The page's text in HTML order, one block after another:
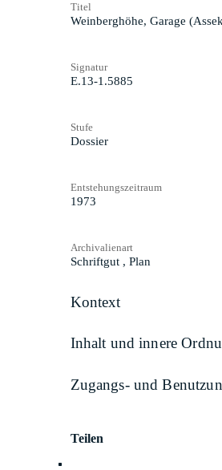
Titel
Weinberghöhe, Garage
Signatur
E.13-1.5885
Stufe
Dossier
Entstehungszeitraum
1973
Archivalienart
Schriftgut , Plan
Kontext
Inhalt und innere
Zugangs- und
Teilen